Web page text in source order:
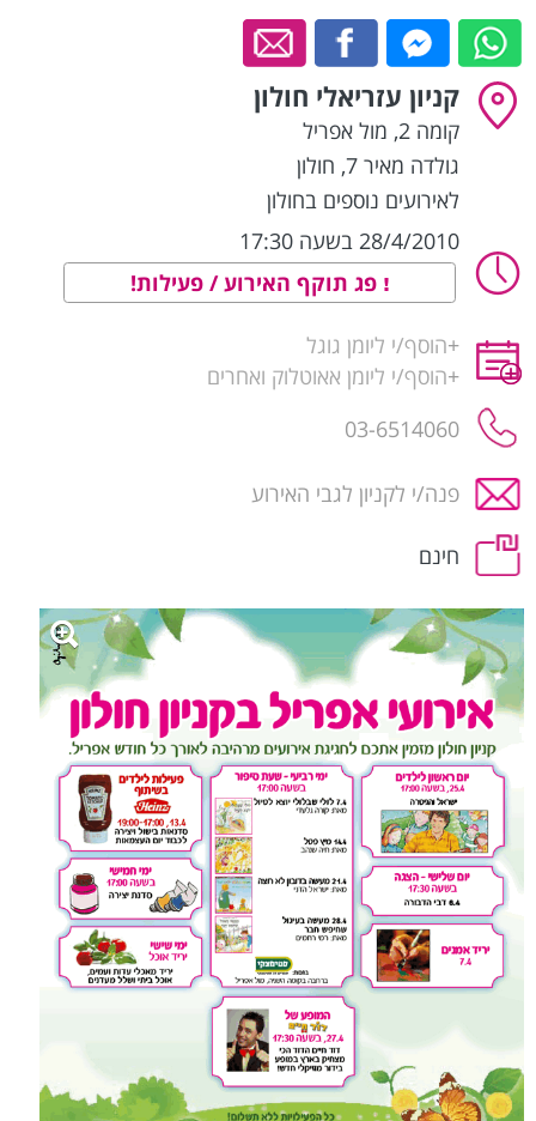
קניון עזריאלי חולון
קומה 2, מול אפריל
גולדה מאיר 7
, חולון
לאירועים נוספים בחולון
28/4/2010 בשעה 17:30
פג תוקף האירוע / פעילות!
+הוסף/י ליומן גוגל
+הוסף/י ליומן אאוטלוק ואחרים
03-6514060
פנה/י לקניון לגבי האירוע
חינם